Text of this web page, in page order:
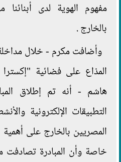
مفهوم الهوية لدى
بالخارج .
وأضافت مكرم - خلال
المذاع على فضائية "إكسترا
هاشم - أنه تم إطلاق
التطبيقات الإلكترونية
المصريين بالخارج على أهمية
خاصة وأن المبادرة تصادفت